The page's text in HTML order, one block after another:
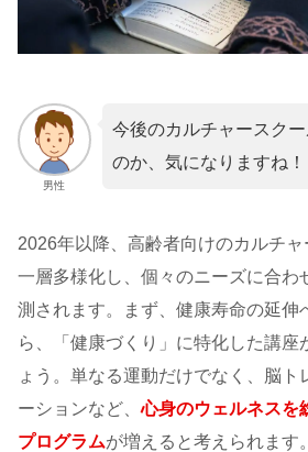
男性
今後のカルチャースク
のか、気になりますね！
2026年以降、高齢者向けのカルチャ
一層多様化し、個々のニーズに合わ
測されます。まず、健康寿命の延伸
ら、「健康づくり」に特化した講座
ょう。単なる運動だけでなく、脳ト
ーションなど、心身のウェルネスを
プログラムが増えると考えられます。